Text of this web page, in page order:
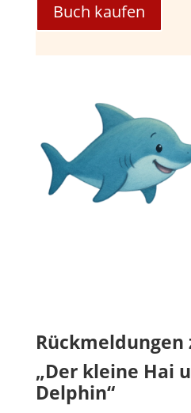
Buch kaufen
Rückmeldungen
„Der kleine Hai
Delphin“